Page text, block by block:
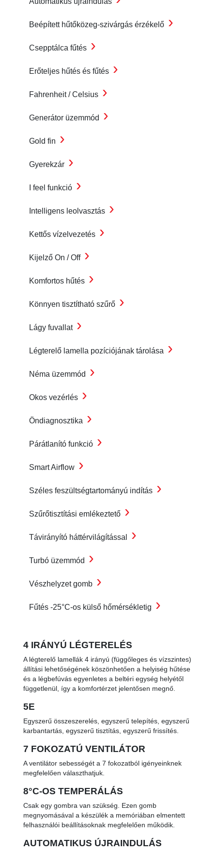
Beépített hűtőközeg-szivárgás érzékelő ›
Csepptálca fűtés ›
Erőteljes hűtés és fűtés ›
Fahrenheit / Celsius ›
Generátor üzemmód ›
Gold fin ›
Gyerekzár ›
I feel funkció ›
Intelligens leolvasztás ›
Kettős vízelvezetés ›
Kijelző On / Off ›
Komfortos hűtés ›
Könnyen tisztítható szűrő ›
Lágy fuvallat ›
Légterelő lamella pozíciójának tárolása ›
Néma üzemmód ›
Okos vezérlés ›
Öndiagnosztika ›
Párátlanító funkció ›
Smart Airflow ›
Széles feszültségtartományú indítás ›
Szűrőtisztítási emlékeztető ›
Távirányító háttérvilágítással ›
Turbó üzemmód ›
Vészhelyzet gomb ›
Fűtés -25°C-os külső hőmérsékletig ›
4 IRÁNYÚ LÉGTERELÉS
A légterelő lamellák 4 irányú (függőleges és vízszintes)
állítási lehetőségének köszönhetően a helyiség hűtése
és a légbefúvás egyenletes a beltéri egység helyétől
függetlenül, így a komfortérzet jelentősen megnő.
5E
Egyszerű összeszerelés, egyszerű telepítés, egyszerű
karbantartás, egyszerű tisztítás, egyszerű frissítés.
7 FOKOZATÚ VENTILÁTOR
A ventilátor sebességét a 7 fokozatból igényeinknek
megfelelően választhatjuk.
8°C-OS TEMPERÁLÁS
Csak egy gombra van szükség. Ezen gomb
megnyomásával a készülék a memóriában elmentett
felhasználói beállításoknak megfelelően működik.
AUTOMATIKUS ÚJRAINDULÁS